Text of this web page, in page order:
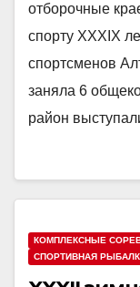
отборочные
спорту ХХХIX
спортсменов
заняла 6
район
КОМПЛЕКСНЫЕ
СПОРТИВНАЯ